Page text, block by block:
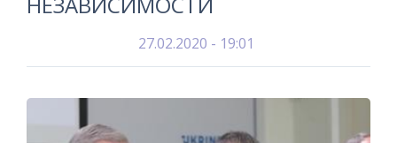
27.02.2020 - 19:01